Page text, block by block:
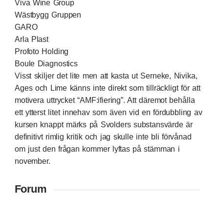
Viva Wine Group
Wästbygg Gruppen
GARO
Arla Plast
Profoto Holding
Boule Diagnostics
Visst skiljer det lite men att kasta ut Serneke, Nivika,
Ages och Lime känns inte direkt som tillräckligt för att
motivera uttrycket “AMF:ifiering”. Att däremot behålla
ett ytterst litet innehav som även vid en fördubbling av
kursen knappt märks på Svolders substansvärde är
definitivt rimlig kritik och jag skulle inte bli förvånad
om just den frågan kommer lyftas på stämman i
november.
Forum